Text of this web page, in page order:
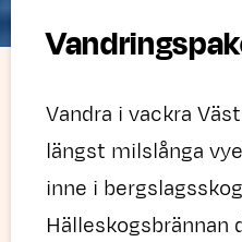
Vandra i vackra
längst milslånga
inne i
Hälleskogsbrännan